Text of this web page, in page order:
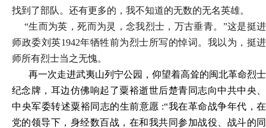
找到了部队。还有更多的，我不知道的无数的无名英雄。
“生而为英，死而为灵，念我烈士，万古垂青。”这是挺进
师政委刘英1942年牺牲前为烈士所写的悼词。我以为，挺进
师所有烈士当之无愧。
再一次走进武夷山列宁公园，仰望着高耸的闽北革命烈士
纪念牌，耳边仿佛响起了粟裕逝世后楚青同志向中共中央、
中央军委转述粟裕同志的生前意愿 :“我在革命战争年代，在
党的领导下，身经数百战，在和我共同参加战役、战斗的同